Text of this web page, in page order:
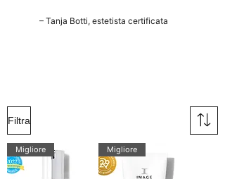
– Tanja Botti, estetista certificata
Filtra
Migliore Migliore